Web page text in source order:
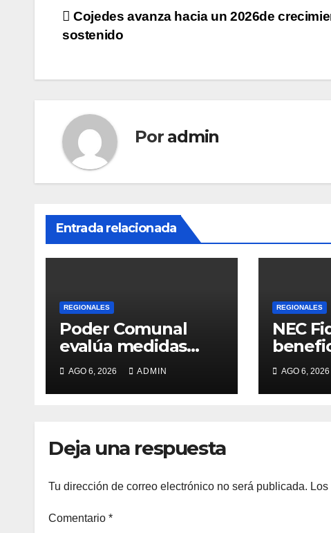
Navegación
entradas
Cojedes avanza hacia un 2026de
sostenido
Por admin
Entrada relacionada
REGIONALES
Poder Comunal
evalúa medidas
para optimizar
servicio de agua
AGO 6, 2026 ADMIN
REGIONALES
NEC
AGO 6, 2026
Deja una respuesta
Tu dirección de correo electrónico no será publicada.
Comentario *